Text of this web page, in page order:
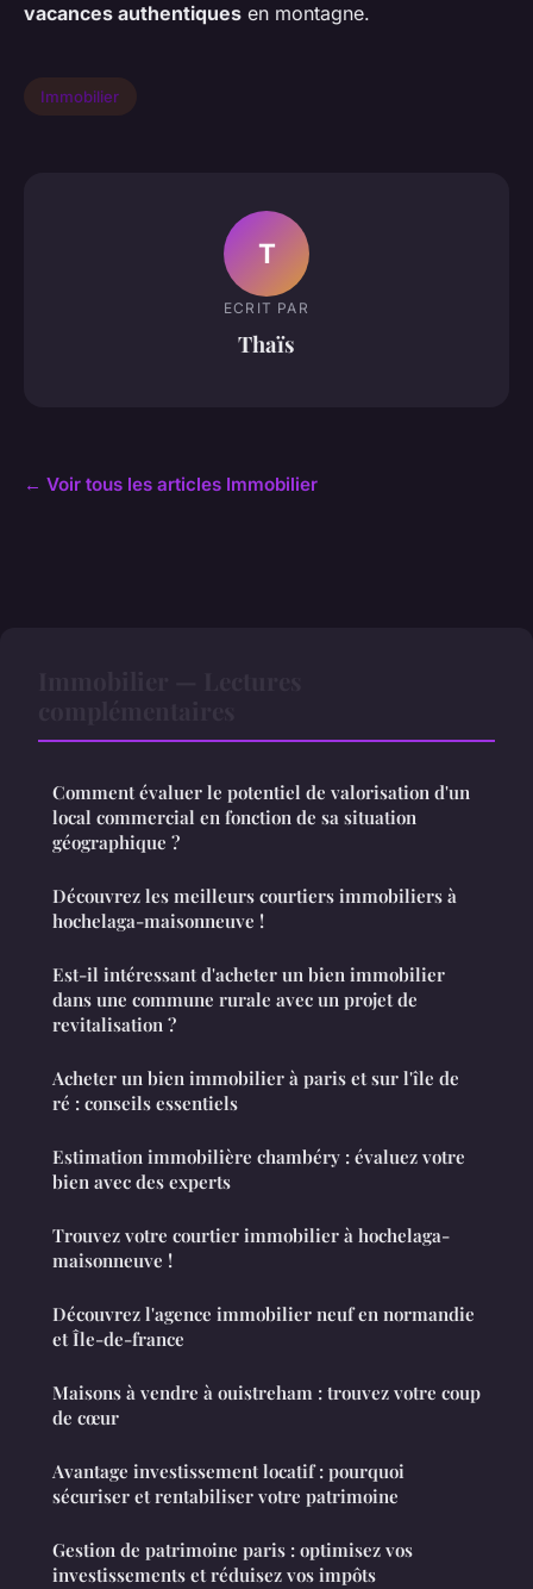
vacances authentiques en montagne.
Immobilier
T
ECRIT PAR
Thaïs
← Voir tous les articles Immobilier
Comment évaluer le potentiel de valorisation d'un
local commercial en fonction de sa situation
géographique ?
Découvrez les meilleurs courtiers immobiliers à
hochelaga-maisonneuve !
Est-il intéressant d'acheter un bien immobilier
dans une commune rurale avec un projet de
revitalisation ?
Acheter un bien immobilier à paris et sur l'île de
ré : conseils essentiels
Estimation immobilière chambéry : évaluez votre
bien avec des experts
Trouvez votre courtier immobilier à hochelaga-
maisonneuve !
Découvrez l'agence immobilier neuf en normandie
et Île-de-france
Maisons à vendre à ouistreham : trouvez votre coup
de cœur
Avantage investissement locatif : pourquoi
sécuriser et rentabiliser votre patrimoine
Gestion de patrimoine paris : optimisez vos
investissements et réduisez vos impôts